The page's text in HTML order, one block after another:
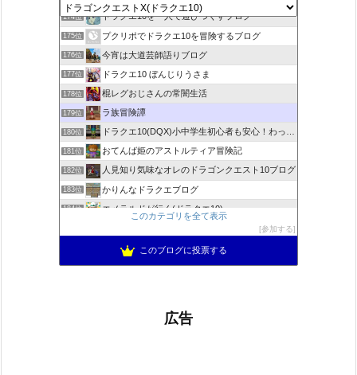
174位 ドラクエ10を一人で遊びつくすブログ
175位 プクリポでドラクエ10を冒険するブログ
176位 今宵は大道芸師語りブログ
177位 ドラクエ10 ぼんじりうさま
178位 棍レグおじさんの常闇生活
179位 ラ族冒険譚
180位 ドラクエ10(DQX)小中学生初心者も安心！わったーブログ
181位 おてんば姫のアストルティア冒険記
182位 人見知り気味なオレのドラゴンクエスト10ブログ
183位 かりんなドラクエブログ
184位 エメラルドが行く(ドラクエ10)
くろゆきひめ堂
このカテゴリを全て表示
参加する
このブログに投票する
広告